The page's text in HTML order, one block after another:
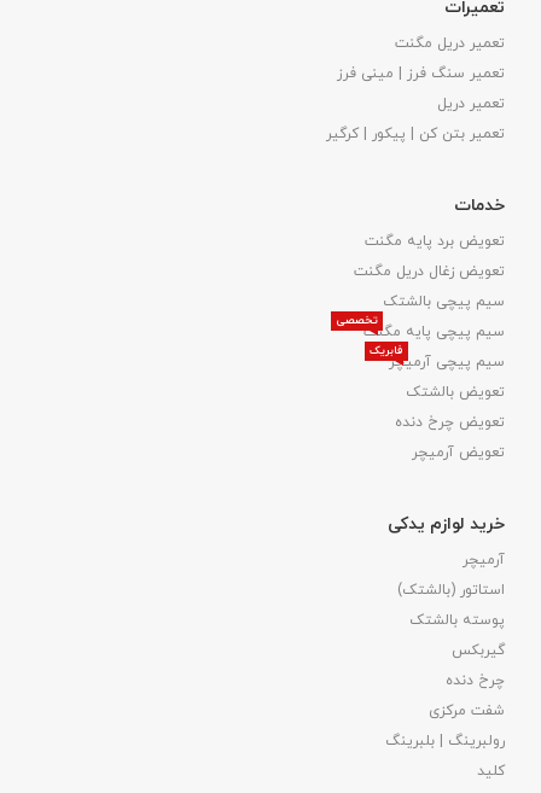
تعمیرات
تعمیر دریل مگنت
تعمیر سنگ فرز | مینی فرز
تعمیر دریل
تعمیر بتن کن | پیکور | کرگیر
خدمات
تعویض برد پایه مگنت
تعویض زغال دریل مگنت
سیم پیچی بالشتک
سیم پیچی پایه مگنت
تخصصی
سیم پیچی آرمیچر
فابریک
تعویض بالشتک​
تعویض چرخ دنده
تعویض آرمیچر
خرید لوازم یدکی
آرمیچر
استاتور (بالشتک)
پوسته بالشتک
گیربکس
چرخ دنده
شفت مرکزی
رولبرینگ | بلبرینگ
کلید